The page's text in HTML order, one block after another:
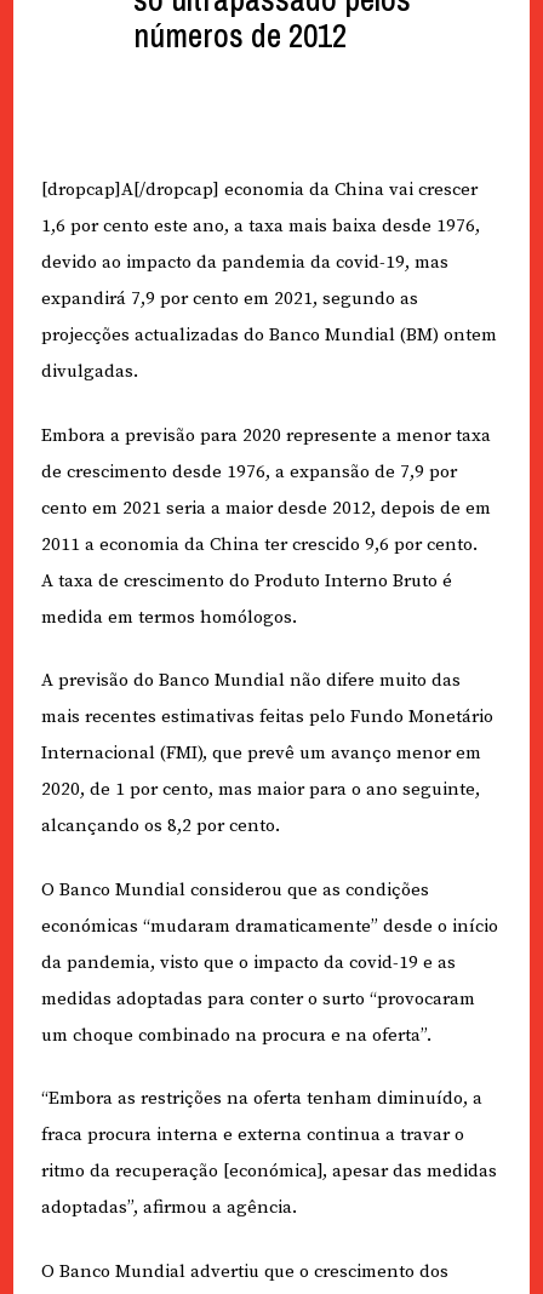
números de 2012
[dropcap]A[/dropcap] economia da China vai crescer
1,6 por cento este ano, a taxa mais baixa desde 1976,
devido ao impacto da pandemia da covid-19, mas
expandirá 7,9 por cento em 2021, segundo as
projecções actualizadas do Banco Mundial (BM) ontem
divulgadas.
Embora a previsão para 2020 represente a menor taxa
de crescimento desde 1976, a expansão de 7,9 por
cento em 2021 seria a maior desde 2012, depois de em
2011 a economia da China ter crescido 9,6 por cento.
A taxa de crescimento do Produto Interno Bruto é
medida em termos homólogos.
A previsão do Banco Mundial não difere muito das
mais recentes estimativas feitas pelo Fundo Monetário
Internacional (FMI), que prevê um avanço menor em
2020, de 1 por cento, mas maior para o ano seguinte,
alcançando os 8,2 por cento.
O Banco Mundial considerou que as condições
económicas “mudaram dramaticamente” desde o início
da pandemia, visto que o impacto da covid-19 e as
medidas adoptadas para conter o surto “provocaram
um choque combinado na procura e na oferta”.
“Embora as restrições na oferta tenham diminuído, a
fraca procura interna e externa continua a travar o
ritmo da recuperação [económica], apesar das medidas
adoptadas”, afirmou a agência.
O Banco Mundial advertiu que o crescimento dos